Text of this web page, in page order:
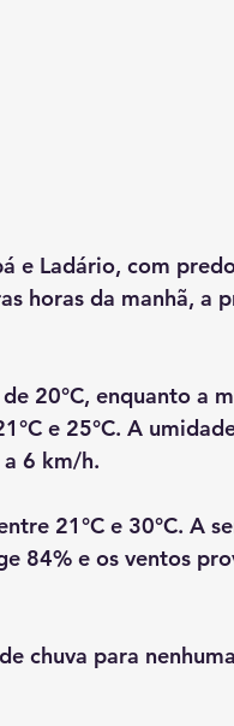
e Ladário, com
horas da manhã, a
20°C, enquanto a
e 25°C. A
6 km/h.
21°C e 30°C. A
84% e os ventos
chuva para